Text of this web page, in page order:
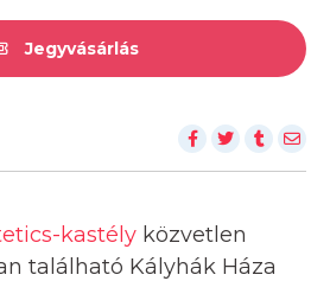
Jegyvásárlás
kastély közvetlen
található Kályhák Háza